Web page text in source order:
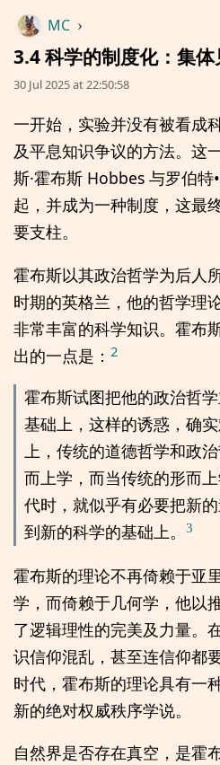
MC ›
3.4 科学的制度化：集
30 Jul 2025 at 22:50:58
一开始，实验并没有被看成
及平息知识争议的方法。这
斯·霍布斯 Hobbes 与罗伯
起，并成为一种制度，这最
要支柱。
霍布斯以其政治哲学为后人
时期的英格兰，他的哲学理
非常丰富的科学知识。霍布
出的一点是： 2
霍布斯试图把他的政治哲
基础上，这样的诱惑，确
上，传统的道德哲学和政
而上学，而当传统的形而
代时，就似乎有必要把新
到新的科学的基础上。
3
霍布斯的理论不再倚赖于亚
学，而倚赖于几何学，他以
了逻辑理性的完美及力量。
识信仰混乱，甚至连信仰都
时代，霍布斯的理论具有一
新的绝对权威秩序学说。
自然界是否存在真空，是霍